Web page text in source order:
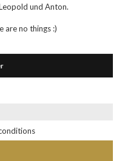
und Anton.
are no things :)